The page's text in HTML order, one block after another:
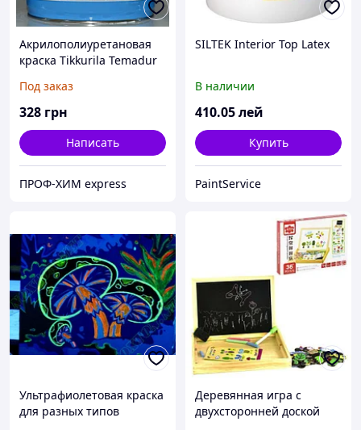
Акрилополиуретановая
краска Tikkurila Temadur
Под заказ
328 грн
Написать
ПРОФ-ХИМ express
SILTEK Interior Top Latex
В наличии
410.05лей
Купить
PaintService
Ультрафиолетовая краска
для разных типов
Деревянная игра с
двухсторонней доской